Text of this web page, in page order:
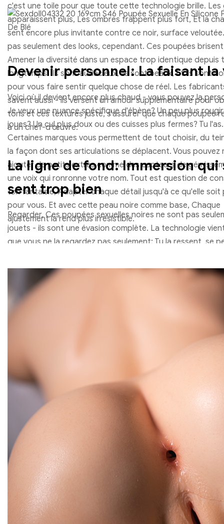
c'est une toile pour que toute cette technologie brille. Les
apparaissent plus, Les ombres frappent plus fort, Et la
sent encore plus invitante contre ce noir, surface
pas seulement des looks, cependant. Ces poupées
Amener la diversité dans un espace trop identique depuis
longtemps. Ils sont audacieux, Ils sont beaux, Et ils sont
pour vous faire sentir quelque chose de réel. Les
savent aussi - ils versent un amour supplémentaire pour
tons et ces textures juste, s'assurer que chaque poupée
à un chef-d'œuvre.
Devenir personnel: La faisant
Voici où il devient encore plus chaud - vous pouvez la
Je veux une nuance spécifique d'ébène? Un peu plus
joues? Un cul plus doux ou des cuisses plus fermes? Tu l'as.
Certaines marques vous permettent de tout choisir, du
la façon dont ses articulations se déplacent. Vous pouvez
ajouter de petits extras comme des capteurs de
une voix qui ronronne votre nom. Tout est question de
tonfantaisie, Adapter chaque détail jusqu'à ce qu'elle soit
pour vous. Et avec cette peau noire comme base, Chaque
ajustement la rend plus irrésistible.
La ligne de fond: Immersion qui
sent trop bien
Regarder, Ces poupées sexuelles noires ne sont pas
jouets - ils sont une évasion complète. La technologie
que vous ne la regardez pas seulement; Tu la ressent, se
yeux à croire. La chaleur, la douceur, La façon dont elle
incitent votre corps à avoir plus envie. C'est immersif,
c'est tellement proche du réel que vous pourriez oublier
termine le fantasme et où commence la réalité. Donc, si
technologique et tentant, ces poupées attendent. Allez-y